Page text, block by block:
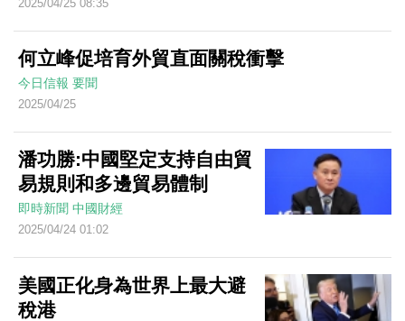
2025/04/25 08:35
何立峰促培育外貿直面關稅衝擊
今日信報 要聞
2025/04/25
潘功勝:中國堅定支持自由貿
易規則和多邊貿易體制
即時新聞 中國財經
2025/04/24 01:02
美國正化身為世界上最大避
稅港